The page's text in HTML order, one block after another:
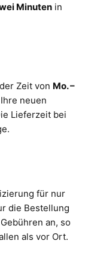
Minuten in
Zeit von Mo. –
neuen
Lieferzeit bei
für nur
die Bestellung
an, so
als vor Ort.